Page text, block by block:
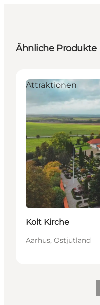
Ähnliche Produkte
Attraktionen
Kolt Kirche
Aarhus, Ostjütland